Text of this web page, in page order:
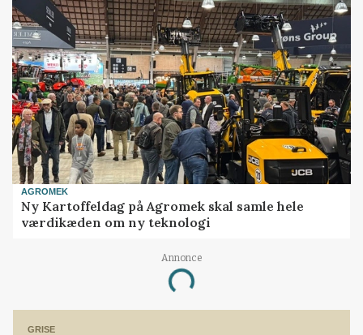
AGROMEK
Ny Kartoffeldag på Agromek skal samle hele
værdikæden om ny teknologi
Annonce
Loading...
GRISE